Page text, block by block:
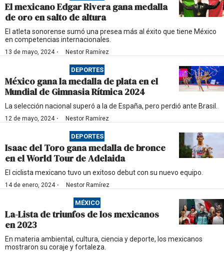
El mexicano Edgar Rivera gana medalla
de oro en salto de altura
El atleta sonorense sumó una presea más al éxito que tiene México
en competencias internacionales.
13 de mayo, 2024· Nestor Ramírez
DEPORTES
México gana la medalla de plata en el
Mundial de Gimnasia Rítmica 2024
La selección nacional superó a la de España, pero perdió ante Brasil.
12 de mayo, 2024· Nestor Ramírez
DEPORTES
Isaac del Toro gana medalla de bronce
en el World Tour de Adelaida
El ciclista mexicano tuvo un exitoso debut con su nuevo equipo.
14 de enero, 2024· Nestor Ramírez
MÉXICO
La-Lista de triunfos de los mexicanos
en 2023
En materia ambiental, cultura, ciencia y deporte, los mexicanos
mostraron su coraje y fortaleza.